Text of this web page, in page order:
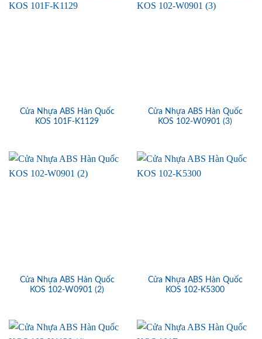
Cửa Nhựa ABS Hàn Quốc
KOS 101F-K1129
Cửa Nhựa ABS Hàn Quốc
KOS 102-W0901 (3)
Cửa Nhựa ABS Hàn Quốc
KOS 102-W0901 (2)
Cửa Nhựa ABS Hàn Quốc
KOS 102-K5300